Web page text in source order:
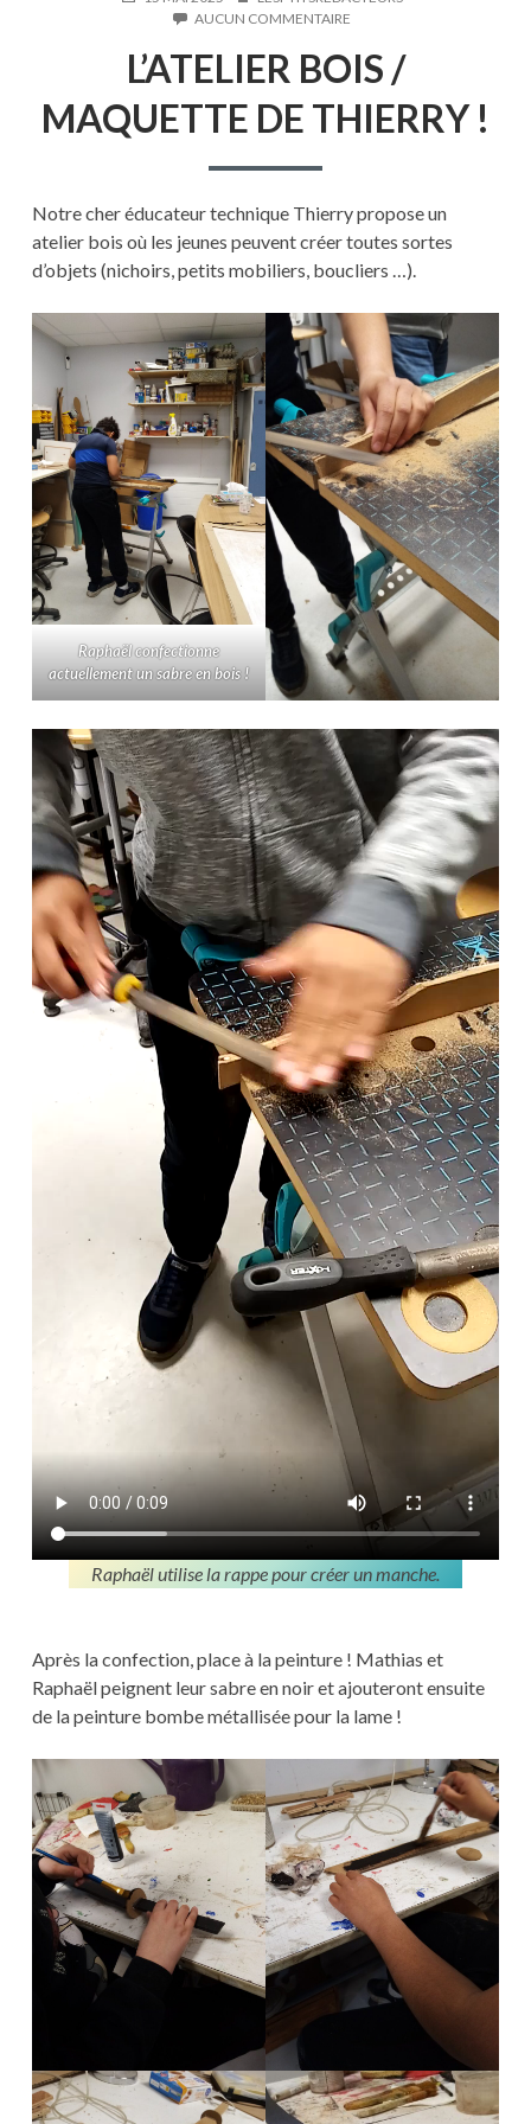
AUCUN COMMENTAIRE
BOIS
MAQUETTE
DE
L’ATELIER BOIS /
MAQUETTE DE THIERRY !
Notre cher éducateur technique Thierry propose un
atelier bois où les jeunes peuvent créer toutes sortes
d’objets (nichoirs, petits mobiliers, boucliers …).
Raphaël confectionne
actuellement un sabre en bois !
Raphaël utilise la rappe pour créer un manche.
Après la confection, place à la peinture ! Mathias et
Raphaël peignent leur sabre en noir et ajouteront ensuite
de la peinture bombe métallisée pour la lame !